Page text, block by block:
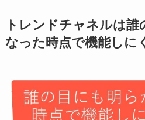
トレンドチャネルは
なった時点で機能しに